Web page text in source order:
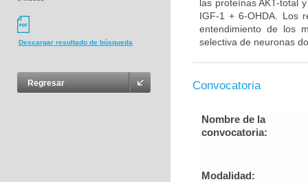
Descargar resultado de búsqueda
Regresar
las proteínas AKT-total
IGF-1 + 6-OHDA. Los
entendimiento de los
selectiva de neuronas
Convocatoria
Nombre de la
convocatoria:
Modalidad: